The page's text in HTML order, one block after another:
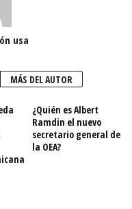
usa
MÁS DEL AUTOR
¿Quién es Albert
Ramdin el nuevo
secretario general de
la OEA?